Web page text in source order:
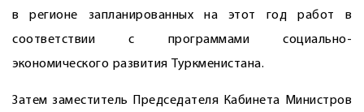
в регионе запланированных на этот год работ в
соответствии с программами социально-
экономического развития Туркменистана.
Затем заместитель Председателя Кабинета Министров